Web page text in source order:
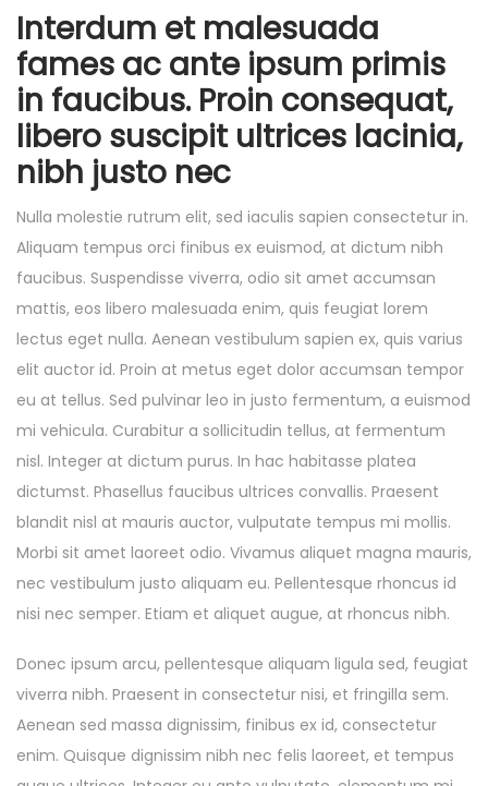
g
u
s
t
2
6
Interdum et malesuada
fames ac ante ipsum primis
in faucibus. Proin consequat,
libero suscipit ultrices lacinia,
nibh justo nec
Nulla molestie rutrum elit, sed iaculis sapien consectetur in.
Aliquam tempus orci finibus ex euismod, at dictum nibh
faucibus. Suspendisse viverra, odio sit amet accumsan
mattis, eos libero malesuada enim, quis feugiat lorem
lectus eget nulla. Aenean vestibulum sapien ex, quis varius
elit auctor id. Proin at metus eget dolor accumsan tempor
eu at tellus. Sed pulvinar leo in justo fermentum, a euismod
mi vehicula. Curabitur a sollicitudin tellus, at fermentum
nisl. Integer at dictum purus. In hac habitasse platea
dictumst. Phasellus faucibus ultrices convallis. Praesent
blandit nisl at mauris auctor, vulputate tempus mi mollis.
Morbi sit amet laoreet odio. Vivamus aliquet magna mauris,
nec vestibulum justo aliquam eu. Pellentesque rhoncus id
nisi nec semper. Etiam et aliquet augue, at rhoncus nibh.
Donec ipsum arcu, pellentesque aliquam ligula sed, feugiat
viverra nibh. Praesent in consectetur nisi, et fringilla sem.
Aenean sed massa dignissim, finibus ex id, consectetur
enim. Quisque dignissim nibh nec felis laoreet, et tempus